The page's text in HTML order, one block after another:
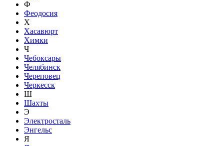
Ф
Феодосия
Х
Хасавюрт
Химки
Ч
Чебоксары
Челябинск
Череповец
Черкесск
Ш
Шахты
Э
Электросталь
Энгельс
Я